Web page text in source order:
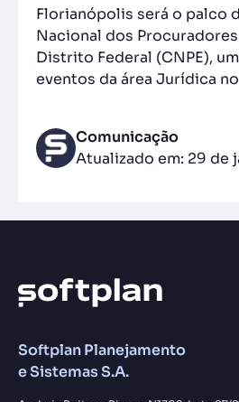
Florianópolis será o palco
Nacional dos
Distrito Federal (CNPE),
eventos da área Jurídica
Comunicação
Atualizado em: 29 de
Softplan Planejamento
e Sistemas S.A.